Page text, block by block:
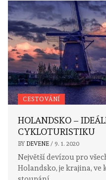
CESTOVÁNÍ
HOLANDSKO –
CYKLOTURISTIKU
BY DEVENE / 9. 1. 2020
Největší devízou pro
Holandsko, je krajina,